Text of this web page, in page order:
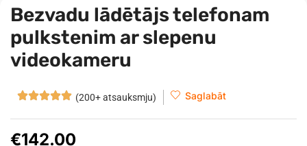
Bezvadu lādētājs telefonam
pulkstenim ar slepenu
videokameru
(200+ atsauksmju) Saglabāt
€142.00